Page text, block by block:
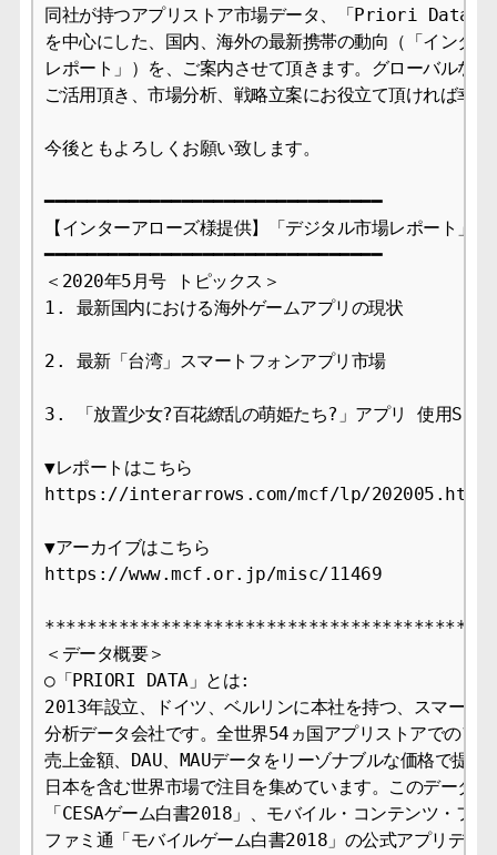
同社が持つアプリストア市場データ、「Priori Data」
を中心にした、国内、海外の最新携帯の動向（「インタ
レポート」）を、ご案内させて頂きます。グローバルな
ご活用頂き、市場分析、戦略立案にお役立て頂ければ幸い
今後ともよろしくお願い致します。
━━━━━━━━━━━━━━━━━━━━━━━━━━━━━━━━
【インターアローズ様提供】「デジタル市場レポート」
━━━━━━━━━━━━━━━━━━━━━━━━━━━━━━━━
＜2020年5月号 トピックス＞
1. 最新国内における海外ゲームアプリの現状
2. 最新「台湾」スマートフォンアプリ市場
3. 「放置少女?百花繚乱の萌姫たち?」アプリ 使用SDK
▼レポートはこちら
https://interarrows.com/mcf/lp/202005.html
▼アーカイブはこちら
https://www.mcf.or.jp/misc/11469
＜データ概要＞
○「PRIORI DATA」とは:
2013年設立、ドイツ、ベルリンに本社を持つ、スマート
分析データ会社です。全世界54ヵ国アプリストアでのア
売上金額、DAU、MAUデータをリーゾナブルな価格で提供
日本を含む世界市場で注目を集めています。このデータ
「CESAゲーム白書2018」、モバイル・コンテンツ・フ
ファミ通「モバイルゲーム白書2018」の公式アプリデー